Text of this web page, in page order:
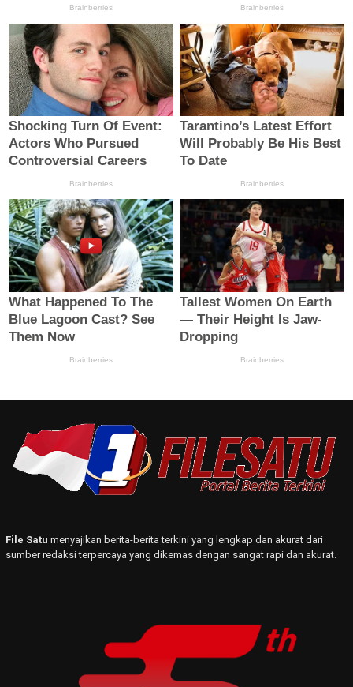
File Satu menyajikan berita-berita terkini yang lengkap dan akurat dari
sumber redaksi terpercaya yang dikemas dengan sangat rapi dan akurat.